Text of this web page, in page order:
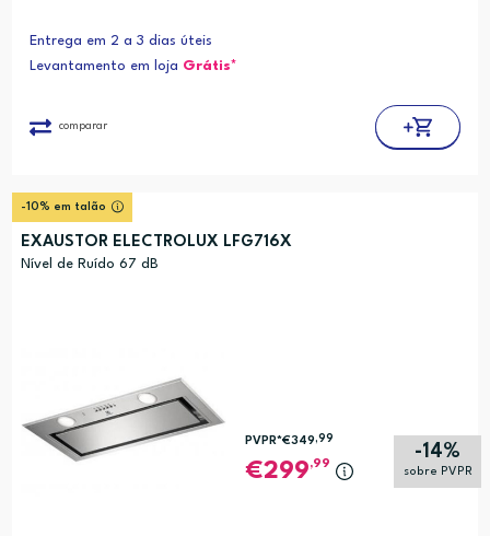
Entrega em 2 a 3 dias úteis
Levantamento em loja Grátis*
comparar
-10% em talão
EXAUSTOR ELECTROLUX LFG716X
Nível de Ruído 67 dB
-14%
sobre PVPR
PVPR*€349,99
299,99